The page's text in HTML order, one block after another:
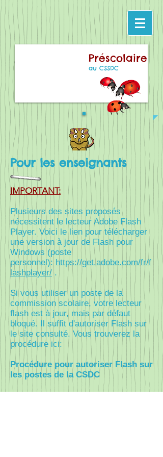
Préscolaire
au CSSDC
Pour les enseignants
IMPORTANT:
Plusieurs des sites proposés
nécessitent le lecteur Adobe Flash
Player. Voici le lien pour télécharger
une version à jour de Flash pour
Windows (poste
personnel): https://get.adobe.com/fr/f
lashplayer/ .
Si vous utiliser un poste de la
commission scolaire, votre lecteur
flash est à jour, mais par défaut
bloqué. Il suffit d'autoriser Flash sur
le site consulté. Vous trouverez la
procédure ici:
Procédure pour autoriser Flash sur
les postes de la CSDC